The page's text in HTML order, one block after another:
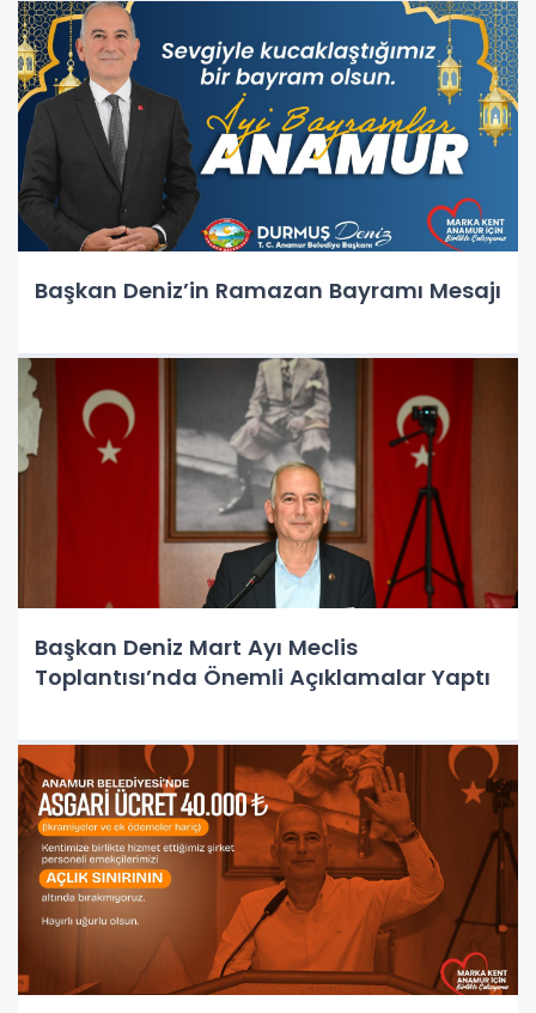
Başkan Deniz’in Ramazan Bayramı Mesajı
Başkan Deniz Mart Ayı Meclis
Toplantısı’nda Önemli Açıklamalar Yaptı